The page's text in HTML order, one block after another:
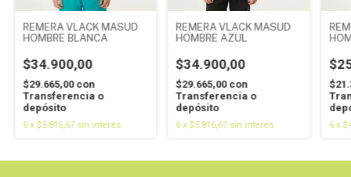
REMERA VLACK MASUD
HOMBRE BLANCA
$34.900,00
$29.665,00 con
Transferencia o
depósito
6 x$5.816,67 sin interés
REMERA VLACK MASUD
HOMBRE AZUL
$34.900,00
$29.665,00 con
Transferencia o
depósito
6 x$5.816,67 sin interés 6 x